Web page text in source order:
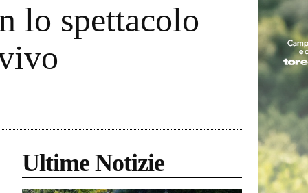
lo spettacolo
Ultime Notizie